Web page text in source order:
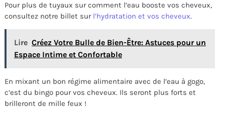
Pour plus de tuyaux sur comment l’eau booste vos cheveux,
consultez notre billet sur l’hydratation et vos cheveux.
Lire Créez Votre Bulle de Bien-Être: Astuces pour un
Espace Intime et Confortable
En mixant un bon régime alimentaire avec de l’eau à gogo,
c’est du bingo pour vos cheveux. Ils seront plus forts et
brilleront de mille feux !